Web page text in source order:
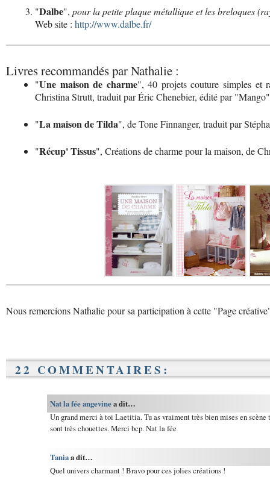
"Dalbe", pour la petite plaque métallique et les breloques
Web site : http://www.dalbe.fr/
Livres recommandés par Nathalie :
"Une maison de charme", 40 projets couture simples et
Christina Strutt, traduit par Éric Chenebier, édité par "Mango"
"La maison de Tilda", de Tone Finnanger, traduit par
"Récup' Tissus", Créations de charme pour la maison, de
Nous remercions Nathalie pour sa participation à cette "Page
22 COMMENTAIRES:
Nat la fée angevinea dit…
Un grand merci à toi Laetitia. Tu as vraiment très bien mises en scène
sont très chouettes. Merci bcp. Nat la fée
Taniaa dit…
Quel univers charmant ! Bravo pour ces jolies créations !